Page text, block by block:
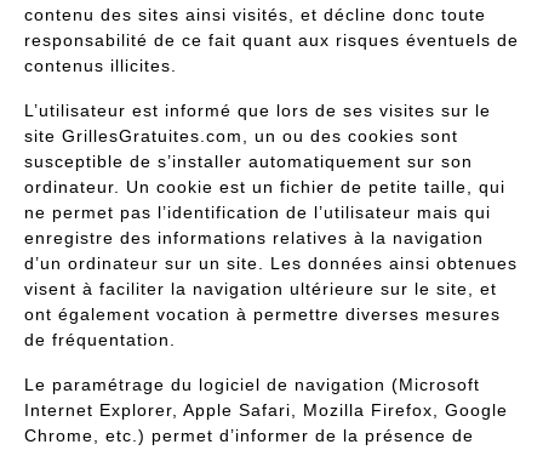
contenu des sites ainsi visités, et décline donc toute
responsabilité de ce fait quant aux risques éventuels de
contenus illicites.
L’utilisateur est informé que lors de ses visites sur le
site GrillesGratuites.com, un ou des cookies sont
susceptible de s’installer automatiquement sur son
ordinateur. Un cookie est un fichier de petite taille, qui
ne permet pas l’identification de l’utilisateur mais qui
enregistre des informations relatives à la navigation
d’un ordinateur sur un site. Les données ainsi obtenues
visent à faciliter la navigation ultérieure sur le site, et
ont également vocation à permettre diverses mesures
de fréquentation.
Le paramétrage du logiciel de navigation (Microsoft
Internet Explorer, Apple Safari, Mozilla Firefox, Google
Chrome, etc.) permet d’informer de la présence de